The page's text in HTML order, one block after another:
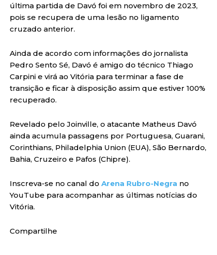
última partida de Davó foi em novembro de 2023,
pois se recupera de uma lesão no ligamento
cruzado anterior.
Ainda de acordo com informações do jornalista
Pedro Sento Sé, Davó é amigo do técnico Thiago
Carpini e virá ao Vitória para terminar a fase de
transição e ficar à disposição assim que estiver 100%
recuperado.
Revelado pelo Joinville, o atacante Matheus Davó
ainda acumula passagens por Portuguesa, Guarani,
Corinthians, Philadelphia Union (EUA), São Bernardo,
Bahia, Cruzeiro e Pafos (Chipre).
Inscreva-se no canal do Arena Rubro-Negra no
YouTube para acompanhar as últimas notícias do
Vitória.
Compartilhe